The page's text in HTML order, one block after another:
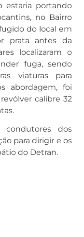
estaria portando
no Bairro
do local em
prata antes da
localizaram o
fuga, sendo
viaturas para
abordagem, foi
calibre 32
dos
para dirigir e os
do Detran.